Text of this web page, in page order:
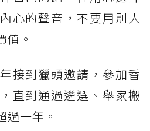
心的聲音，不要用別人
值。
接到獵頭邀請，參加香
直到通過遴選、舉家搬
過一年。